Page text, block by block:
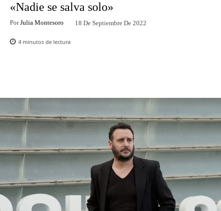
«Nadie se salva solo»
Por Julia Montesoro 18 De Septiembre De 2022
4 minutos de lectura